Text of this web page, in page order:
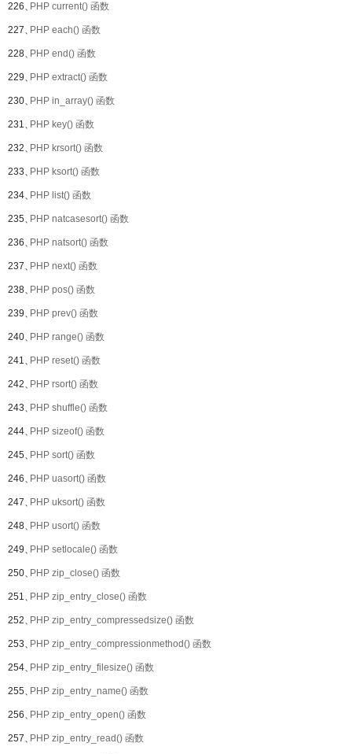
226、PHP current() 函数
227、PHP each() 函数
228、PHP end() 函数
229、PHP extract() 函数
230、PHP in_array() 函数
231、PHP key() 函数
232、PHP krsort() 函数
233、PHP ksort() 函数
234、PHP list() 函数
235、PHP natcasesort() 函数
236、PHP natsort() 函数
237、PHP next() 函数
238、PHP pos() 函数
239、PHP prev() 函数
240、PHP range() 函数
241、PHP reset() 函数
242、PHP rsort() 函数
243、PHP shuffle() 函数
244、PHP sizeof() 函数
245、PHP sort() 函数
246、PHP uasort() 函数
247、PHP uksort() 函数
248、PHP usort() 函数
249、PHP setlocale() 函数
250、PHP zip_close() 函数
251、PHP zip_entry_close() 函数
252、PHP zip_entry_compressedsize() 函数
253、PHP zip_entry_compressionmethod() 函数
254、PHP zip_entry_filesize() 函数
255、PHP zip_entry_name() 函数
256、PHP zip_entry_open() 函数
257、PHP zip_entry_read() 函数